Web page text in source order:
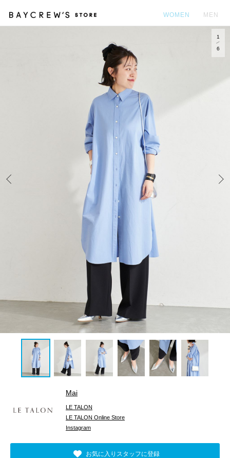
WOMEN MEN
1
6
Mai
LE TALON
LE TALON Online Store
Instagram
お気に入りスタッフに登録